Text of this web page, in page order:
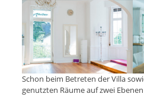
Schon beim Betreten der Villa
genutzten Räume auf zwei